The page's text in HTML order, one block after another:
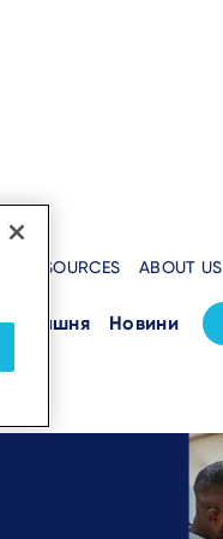
RESOURCES ABOUT US
Домашня Новини